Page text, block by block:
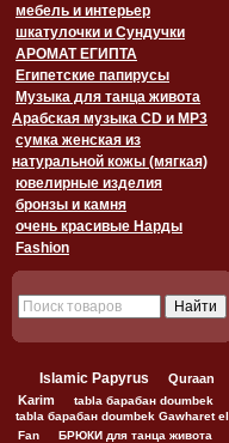
мебель и интерьер
шкатулочки и Сундучки
АРОМАТ ЕГИПТА
Египетские папирусы
Музыка для танца живота
Арабская музыка CD и MP3
сумка женская из
натуральной кожы (мягкая)
ювелирные изделия
бронзы и камня
очень красивые Нарды
Fashion
Islamic Papyrus
Quraan
Karim
tabla барабан doumbek
tabla барабан doumbek Gawharet el
Fan
БРЮКИ для танца живота